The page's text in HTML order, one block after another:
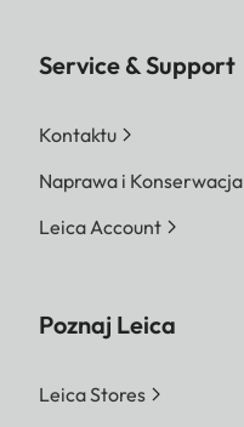
Service & Support
Kontaktu
Naprawa i Konserwacja
Leica Account
Poznaj Leica
Leica Stores